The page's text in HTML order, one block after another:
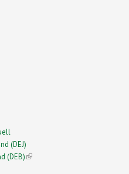
(DEJ)
(DEB)(link is external)